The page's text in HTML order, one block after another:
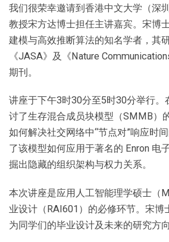
我们很荣幸邀请到香港中文大学（深
教授宋方达博士担任主讲嘉宾。宋博
建模与高效推断算法的知名学者，其
《JASA》及《Nature
期刊。
讲座于下午3时30分至5时30分举行。
讨了生存混合成员块模型（SMMB）
如何解决社交网络中“节点对”响应时
了该模型如何应用于著名的 Enron 电
掘出隐藏的组织架构与权力关系。
本次讲座是应用人工智能理学硕士（
业设计（RAI601）的必修环节。宋博
为同学们的毕业设计及未来的研究方